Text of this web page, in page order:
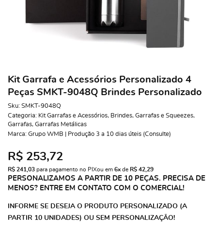
Kit Garrafa e Acessórios Personalizado 4
Peças SMKT-9048Q Brindes Personalizado
Sku: SMKT-9048Q
Categoria: Kit Garrafas e Acessórios, Brindes, Garrafas e Squeezes,
Garrafas, Garrafas Metálicas
Marca: Grupo WMB | Produção 3 a 10 dias úteis (Consulte)
R$ 253,72
R$ 241,03 para pagamento no PIXou em 6x de R$ 42,29
PERSONALIZAMOS A PARTIR DE 10 PEÇAS. PRECISA DE
MENOS? ENTRE EM CONTATO COM O COMERCIAL!
INFORME SE DESEJA O PRODUTO PERSONALIZADO (A
PARTIR 10 UNIDADES) OU SEM PERSONALIZAÇÃO!